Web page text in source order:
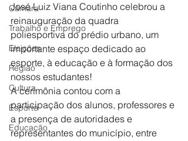
Câmara
Trabalho e Emprego
Eleições
Região
Cultura
Esporte
Educação
José Luiz Viana Coutinho celebrou a
reinauguração da quadra
poliesportiva do prédio urbano, um
importante espaço dedicado ao
esporte, à educação e à formação dos
nossos estudantes!
A cerimônia contou com a
participação dos alunos, professores e
a presença de autoridades e
representantes do município, entre